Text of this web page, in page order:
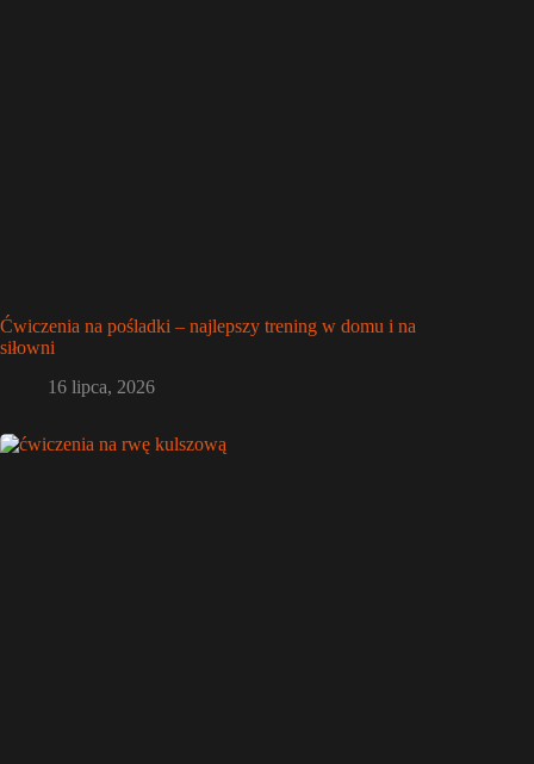
Ćwiczenia na pośladki – najlepszy trening w domu i na
siłowni
16 lipca, 2026